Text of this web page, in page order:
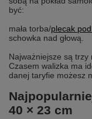
być:
mała torba/plecak
schowka nad głową.
Najważniejsze są trzy
Czasem walizka ma
danej taryfie możesz
40 × 23 cm